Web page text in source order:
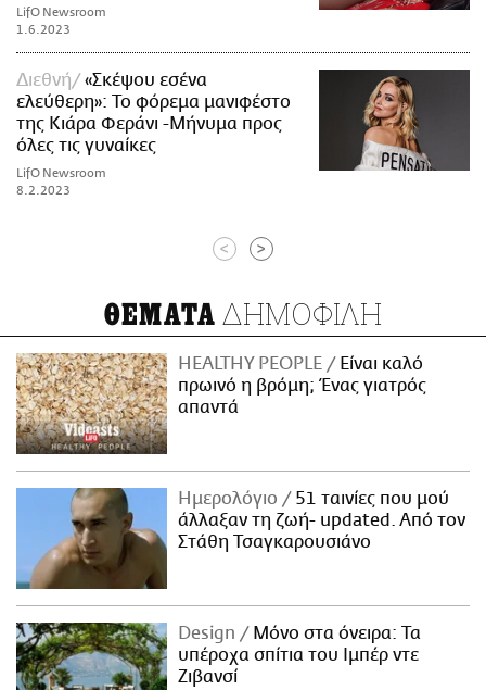
LifO Newsroom
1.6.2023
Διεθνή
«Σκέψου εσένα
ελεύθερη»: Το φόρεμα μανιφέστο
της Κιάρα Φεράνι -Μήνυμα προς
όλες τις γυναίκες
LifO Newsroom
8.2.2023
< >
ΘΕΜΑΤΑ ΔΗΜΟΦΙΛΗ
HEALTHY PEOPLE
Είναι καλό
πρωινό η βρόμη; Ένας γιατρός
απαντά
Ημερολόγιο
51 ταινίες που μού
άλλαξαν τη ζωή- updated. Aπό τον
Στάθη Τσαγκαρουσιάνο
Design
Μόνο στα όνειρα: Τα
υπέροχα σπίτια του Ιμπέρ ντε
Ζιβανσί